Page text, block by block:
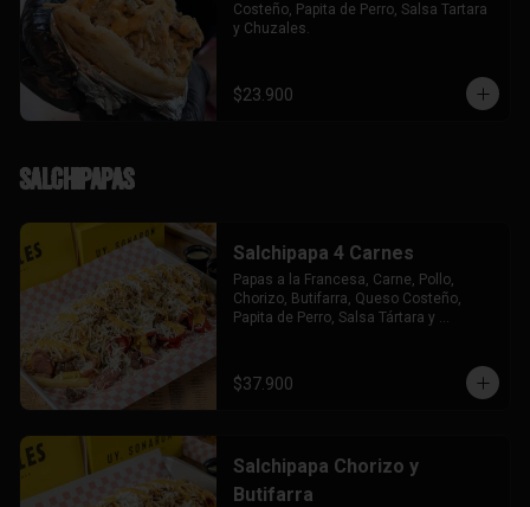
Costeño, Papita de Perro, Salsa Tartara
y Chuzales.
$23.900
Salchipapas
Salchipapa 4 Carnes
Papas a la Francesa, Carne, Pollo,
Chorizo, Butifarra, Queso Costeño,
Papita de Perro, Salsa Tártara y
$37.900
Salchipapa Chorizo y
Butifarra